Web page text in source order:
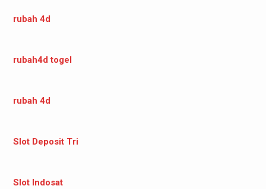
rubah 4d
rubah4d togel
rubah 4d
Slot Deposit Tri
Slot Indosat